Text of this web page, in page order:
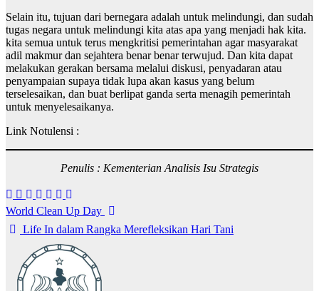
Selain itu, tujuan dari bernegara adalah untuk melindungi, dan sudah
tugas negara untuk melindungi kita atas apa yang menjadi hak kita.
kita semua untuk terus mengkritisi pemerintahan agar masyarakat
adil makmur dan sejahtera benar benar terwujud. Dan kita dapat
melakukan gerakan bersama melalui diskusi, penyadaran atau
penyampaian supaya tidak lupa akan kasus yang belum
terselesaikan, dan buat berlipat ganda serta menagih pemerintah
untuk menyelesaikanya.
Link Notulensi :
Penulis : Kementerian Analisis Isu Strategis
Navigasi
pos
World Clean Up Day
Life In dalam Rangka Merefleksikan Hari Tani